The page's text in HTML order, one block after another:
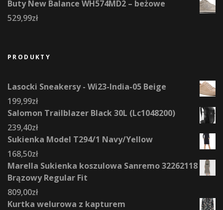
Buty New Balance WH574MD2 – beżowe
529,99zł
PRODUKTY
Lasocki Sneakersy - Wi23-India-05 Beige
199,99zł
Salomon Trailblazer Black 30L (Lc1048200)
239,40zł
Sukienka Model T294/1 Navy/Yellow
168,50zł
Marella Sukienka koszulowa Sanremo 32262118
Brązowy Regular Fit
809,00zł
Kurtka welurowa z kapturem